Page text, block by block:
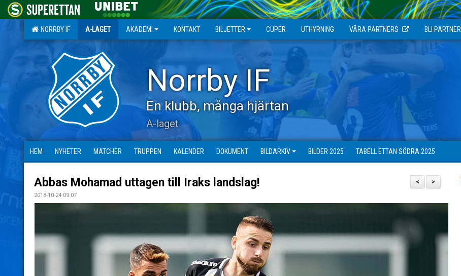
NORRBY IF A-LAGET AKADEMI KONTAKT BILJETTER CUPER UTHYRNING VÅRA PARTNERS BLI PARTNER
Norrby IF
En klubb, många hjärtan
A-laget
HEM NYHETER MATCHER TRUPPEN KALENDER DOKUMENT BILDARKIV BILDER 2025 TABELL ETTAN SÖDRA 2025
>
<
Abbas Mohamad uttagen till Iraks landslag!
2018-10-24 09:07